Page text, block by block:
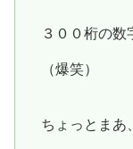
３００桁の
（爆笑）
ちょっとまあ